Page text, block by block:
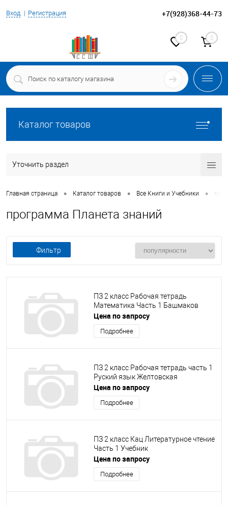
Вход Регистрация +7(928)368-44-73
0 0
Каталог товаров
Уточнить раздел
Главная страница • Каталог товаров • Все Книги и Учебники •
программа Планета знаний
Фильтр
ПЗ 2 класс Рабочая тетрадь
Математика Часть 1 Башмаков
Цена по запросу
Подробнее
ПЗ 2 класс Рабочая тетрадь часть 1
Руский язык Желтовская
Цена по запросу
Подробнее
ПЗ 2 класс Кац Литературное чтение
Часть 1 Учебник
Цена по запросу
Подробнее